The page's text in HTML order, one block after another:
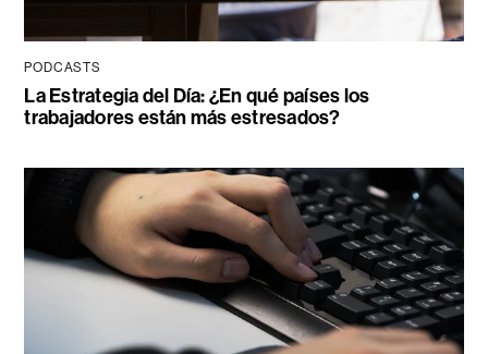
PODCASTS
La Estrategia del Día: ¿En qué países los
trabajadores están más estresados?